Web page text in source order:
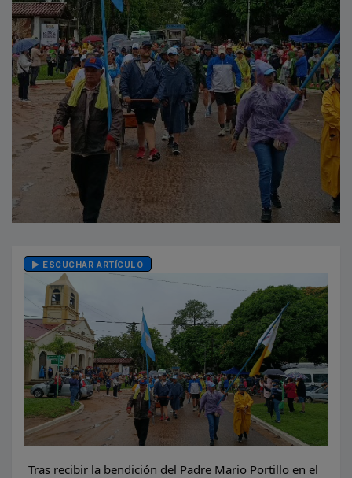
ESCUCHAR ARTÍCULO
Tras recibir la bendición del Padre Mario Portillo en el